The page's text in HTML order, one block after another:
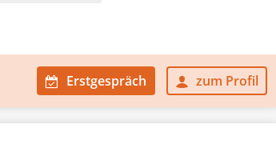
Erstgespräch zum Profil